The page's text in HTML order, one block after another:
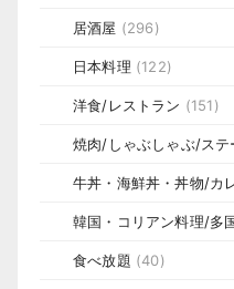
居酒屋 (296)
日本料理 (122)
洋食/レストラン (151)
焼肉/しゃぶしゃぶ/ステ
牛丼・海鮮丼・丼物/カ
韓国・コリアン料理/多
食べ放題 (40)